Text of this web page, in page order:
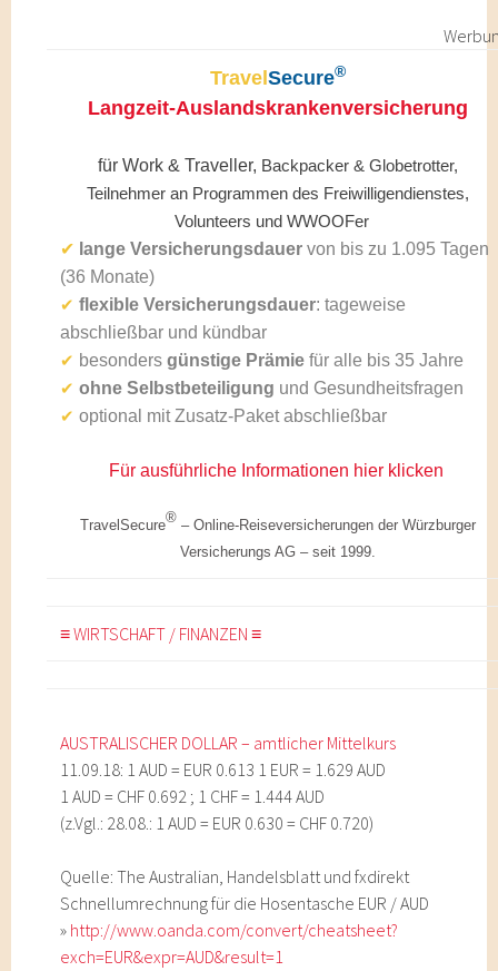
TravelSecure®
Langzeit-Auslandskrankenversicherung
für Work & Traveller, Backpacker & Globetrotter,
Teilnehmer an Programmen des Freiwilligendienstes,
Volunteers und WWOOFer
✔ lange Versicherungsdauer von bis zu 1.095 Tagen
(36 Monate)
✔ flexible Versicherungsdauer: tageweise
abschließbar und kündbar
✔ besondersgünstige Prämie für alle bis 35 Jahre
✔ ohne Selbstbeteiligung und Gesundheitsfragen
✔ optional mit Zusatz-Paket abschließbar
Für ausführliche Informationen hier klicken
TravelSecure® – Online-Reiseversicherungen der Würzburger
Versicherungs AG – seit 1999.
≡ WIRTSCHAFT / FINANZEN ≡
AUSTRALISCHER DOLLAR – amtlicher Mittelkurs
11.09.18: 1 AUD = EUR 0.613 1 EUR = 1.629 AUD
1 AUD = CHF 0.692 ; 1 CHF = 1.444 AUD
(z.Vgl.: 28.08.: 1 AUD = EUR 0.630 = CHF 0.720)
Quelle: The Australian, Handelsblatt und fxdirekt
Schnellumrechnung für die Hosentasche EUR / AUD
» http://www.oanda.com/convert/cheatsheet?
exch=EUR&expr=AUD&result=1